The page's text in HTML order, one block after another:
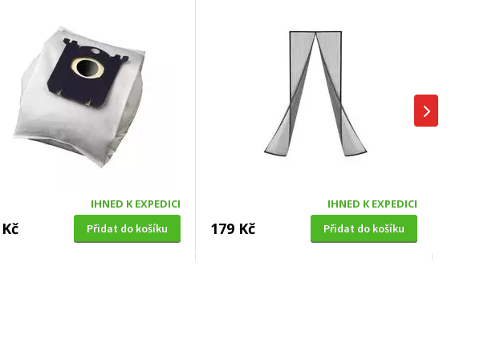
IHNED K EXPEDICI
Přidat do košíku
IHNED K EXPEDICI
179 Kč Přidat do košíku
Craft (99130), 150x180cm,